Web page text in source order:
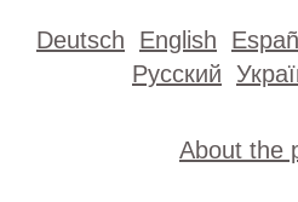
Deutsch English
Русский
About the